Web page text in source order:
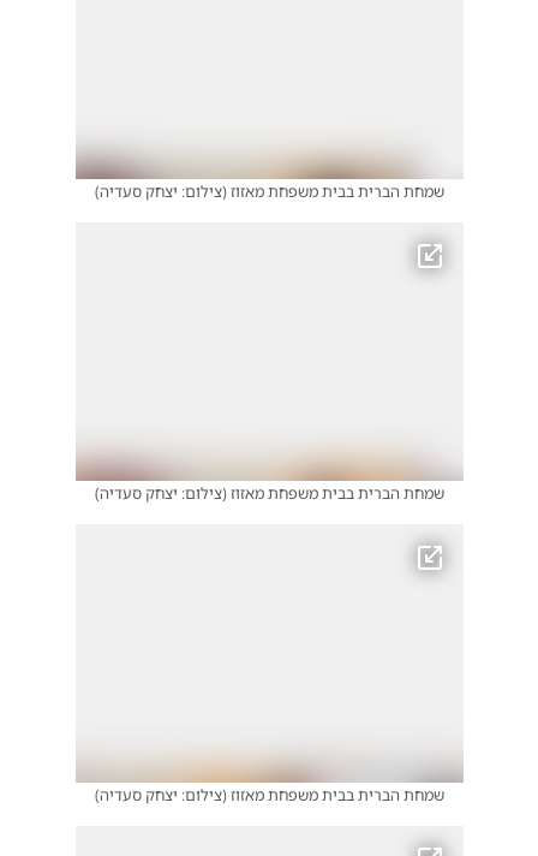
שמחת הברית בבית משפחת מאזוז(צילום: יצחק סעדיה)
שמחת הברית בבית משפחת מאזוז(צילום: יצחק סעדיה)
שמחת הברית בבית משפחת מאזוז(צילום: יצחק סעדיה)